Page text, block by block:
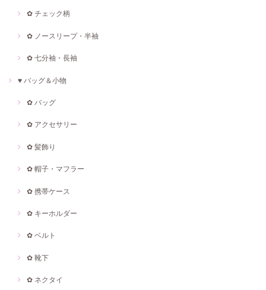
✿ チェック柄
✿ ノースリープ・半袖
✿ 七分袖・長袖
♥ バッグ＆小物
✿ バッグ
✿ アクセサリー
✿ 髪飾り
✿ 帽子・マフラー
✿ 携帯ケース
✿ キーホルダー
✿ ベルト
✿ 靴下
✿ ネクタイ